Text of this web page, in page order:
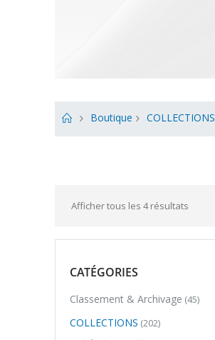
Boutique COLLECTIONS
Afficher tous les 4 résultats
CATÉGORIES
Classement & Archivage (45)
COLLECTIONS (202)